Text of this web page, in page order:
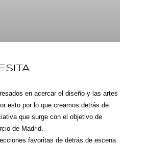
en acercar el diseño y las artes
esto por lo que creamos detrás de
que surge con el objetivo de
de Madrid.
favoritas de detrás de escena